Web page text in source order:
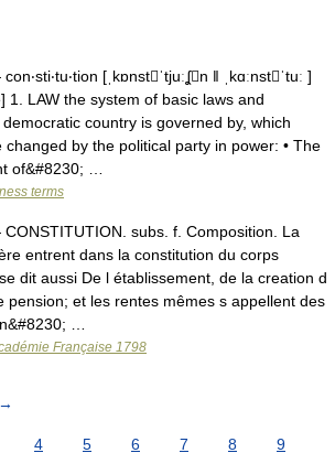
[ˌkɒnstˈtjuːʆn ǁ ˌkɑːnstˈtuː ]
1. LAW the system of basic laws and
country is governed by, which
changed by the political party in power: • The
of&#8230; …
terms
subs. f. Composition. La
entrent dans la constitution du corps
dit aussi De l établissement, de la creation d
pension; et les rentes mêmes s appellent des
…
Française 1798
→
4 5 6 7 8
9